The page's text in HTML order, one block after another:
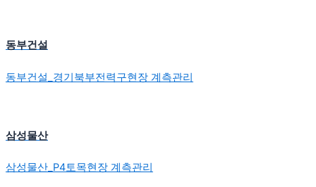
동부건설
동부건설_경기북부전력구현장 계측관리
삼성물산
삼성물산_P4토목현장 계측관리